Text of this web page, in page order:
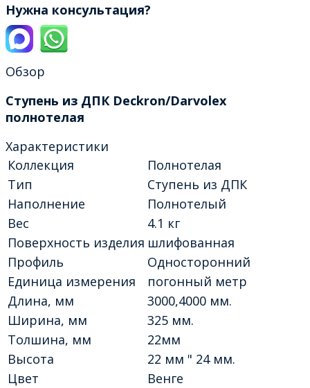
Нужна консультация?
Обзор
Ступень из ДПК Deckron/Darvolex
полнотелая
Характеристики
Коллекция
Полнотелая
Тип
Ступень из ДПК
Наполнение
Полнотелый
Вес
4.1 кг
Поверхность изделия шлифованная
Профиль
Односторонний
Единица измерения
погонный метр
Длина, мм
3000,4000 мм.
Ширина, мм
325 мм.
Толшина, мм
22мм
Высота
22 мм " 24 мм.
Цвет
Венге